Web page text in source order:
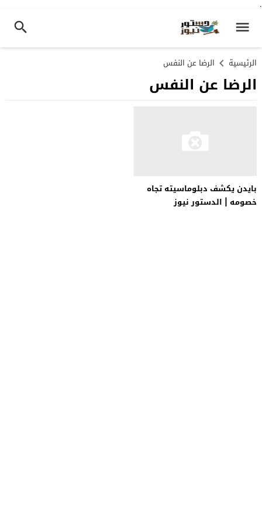
.
الرئيسية الرضا عن النفس
الرضا عن النفس
بايدن يكشف دبلوماسيته تجاه
خصومه | الدستور نيوز